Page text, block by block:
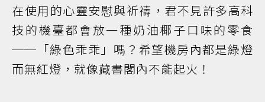
在使用的心靈安慰與祈禱，君不見許多高科
技的機臺都會放一種奶油椰子口味的零食
──「綠色乖乖」嗎？希望機房內都是綠燈
而無紅燈，就像藏書閣內不能起火！